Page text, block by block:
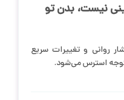
نیست، بدن تو
روانی و تغییرات سریع
استرس می‌شود.